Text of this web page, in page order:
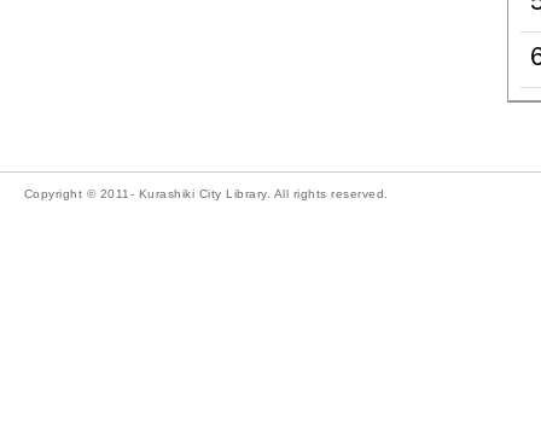
Copyright © 2011- Kurashiki City Library. All rights reserved.